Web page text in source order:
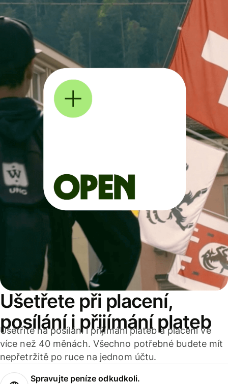
Ušetřete při placení,
posílání i přijímání plateb
Ušetříte na posílání i přijímání plateb a placení ve
více než 40 měnách. Všechno potřebné budete mít
nepřetržitě po ruce na jednom účtu.
Spravujte peníze odkudkoli.